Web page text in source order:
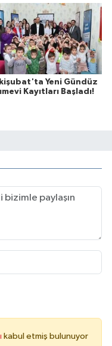
Yeni Gündüz
Kayıtları Başladı!
kabul etmiş bulunuyor